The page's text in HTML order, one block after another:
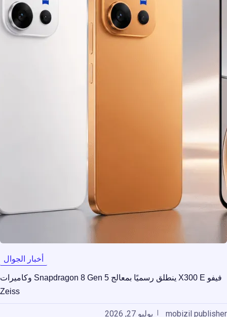
أخبار الجوال
فيفو X300 E ينطلق رسميًا بمعالج Snapdragon 8 Gen 5 وكاميرات
Zeiss
mobizil publisher يوليو 27, 2026